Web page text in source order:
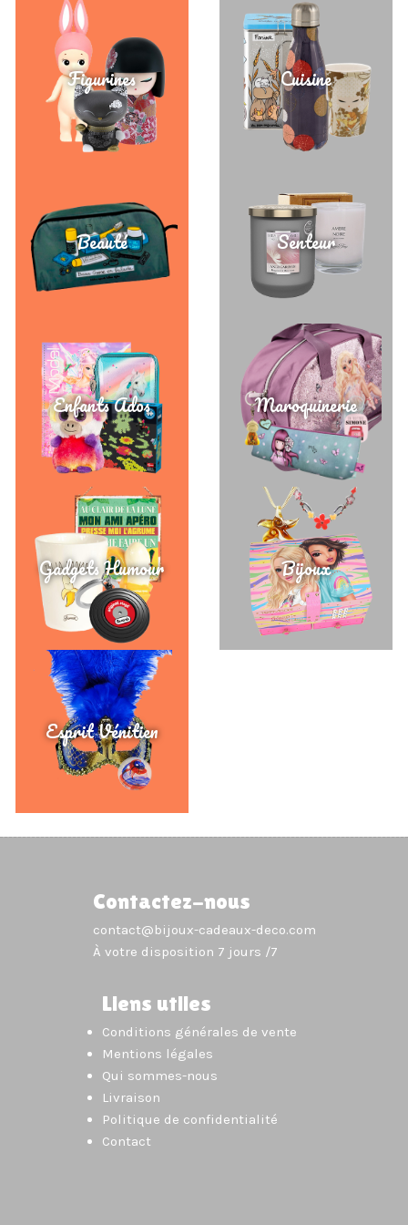
Figurines Cuisine
Beauté Senteur
Enfants Ados Maroquinerie
Gadgets Humour Bijoux
Esprit Vénitien
Contactez-nous
contact@bijoux-cadeaux-deco.com
À votre disposition 7 jours /7
Liens utiles
Conditions générales de vente
Mentions légales
Qui sommes-nous
Livraison
Politique de confidentialité
Contact